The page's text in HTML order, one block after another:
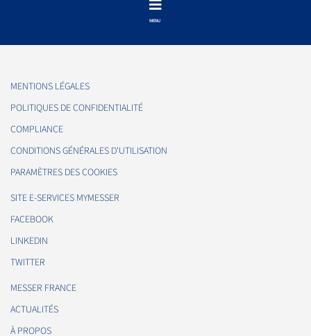
MENTIONS LÉGALES
POLITIQUES DE CONFIDENTIALITÉ
COMPLIANCE
CONDITIONS GÉNÉRALES D'UTILISATION
PARAMÈTRES DES COOKIES
SITE E-SERVICES MYMESSER
FACEBOOK
LINKEDIN
TWITTER
MESSER FRANCE
ACTUALITÉS
À PROPOS